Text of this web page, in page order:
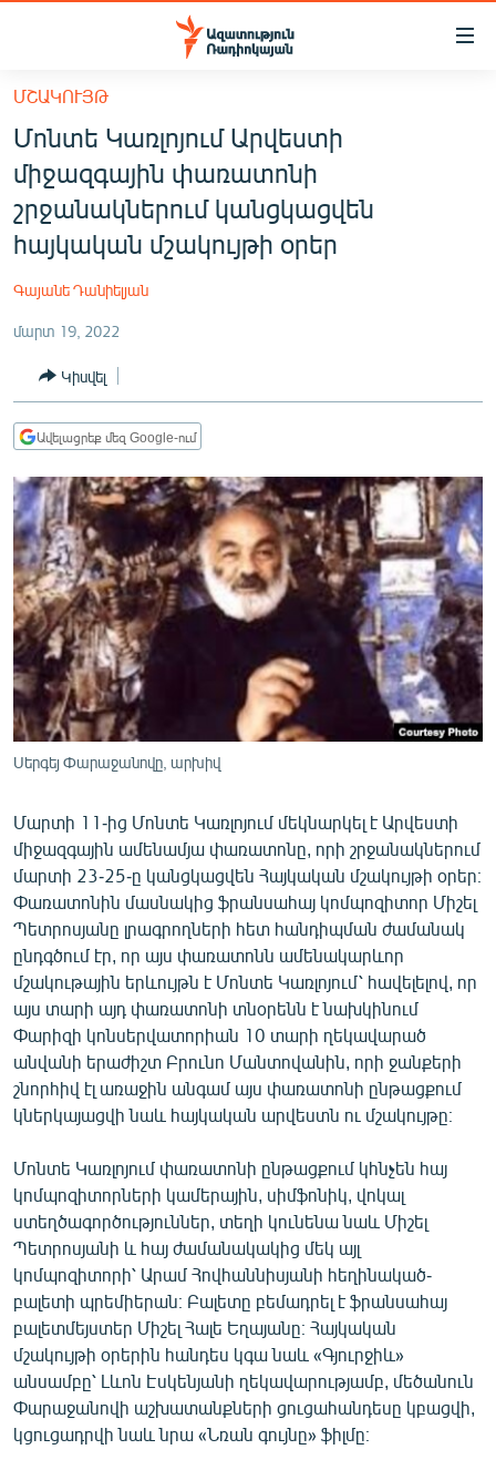
Մատչելիության
հիմնական
բովանդակությանը
Անցնել
հիմնական
մենյուին
Որոնում
ՔԱՂԱՔԱԿԱՆ
ԸՆՏՐՈՒԹՅՈՒՆՆԵՐ 2026
ՊԱՏԵՐԱԶՄԻ 6 ՇԱԲԱԹՆԵՐԸ
ՏԱՐԱԾԱՇՐՋԱՆ
ՄԻՋԱԶԳԱՅԻՆ
ՄՇԱԿՈՒՅԹ
ՍՊՈՐՏ
ՄԵԿՆԱԲԱՆՈՒԹՅՈՒՆ
ՏՏ ԵՒ ԻՆՏԵՐՆԵՏ
ԿՈՐՈՆԱՎԻՐՈՒՍ
ԱՐԽԻՎ
ԲԱՆԱՎԵՃ
ՁԳՏԵԼՈՎ ԼԱՎԱԳՈՒՅՆԻՆ
ՓՈԴՔԱՍԹ
Հայերեն
English
Русский
ՀԵՏԵՎԵՔ ՄԵԶ
«Ազատության» բոլոր կայքերը
ՄՇԱԿՈՒՅԹ
Մոնտե Կառլոյում Արվեստի
միջազգային փառատոնի
շրջանակներում կանցկացվեն
հայկական մշակույթի օրեր
Գայանե Դանիելյան
մարտ 19, 2022
Կիսվել
Ավելացրեք մեզ Google-ում
Սերգեյ Փարաջանովը, արխիվ
Մարտի 11-ից Մոնտե Կառլոյում մեկնարկել է Արվեստի
միջազգային ամենամյա փառատոնը, որի շրջանակներում
մարտի 23-25-ը կանցկացվեն Հայկական մշակույթի օրեր։
Փառատոնին մասնակից ֆրանսահայ կոմպոզիտոր Միշել
Պետրոսյանը լրագրողների հետ հանդիպման ժամանակ
ընդգծում էր, որ այս փառատոնն ամենակարևոր
մշակութային երևույթն է Մոնտե Կառլոյում՝ հավելելով, որ
այս տարի այդ փառատոնի տնօրենն է նախկինում
Փարիզի կոնսերվատորիան 10 տարի ղեկավարած
անվանի երաժիշտ Բրունո Մանտովանին, որի ջանքերի
շնորհիվ էլ առաջին անգամ այս փառատոնի ընթացքում
կներկայացվի նաև հայկական արվեստն ու մշակույթը։
Մոնտե Կառլոյում փառատոնի ընթացքում կհնչեն հայ
կոմպոզիտորների կամերային, սիմֆոնիկ, վոկալ
ստեղծագործություններ, տեղի կունենա նաև Միշել
Պետրոսյանի և հայ ժամանակակից մեկ այլ
կոմպոզիտորի՝ Արամ Հովհաննիսյանի հեղինակած-
բալետի պրեմիերան։ Բալետը բեմադրել է ֆրանսահայ
բալետմեյստեր Միշել Հալե Եղայանը։ Հայկական
մշակույթի օրերին հանդես կգա նաև «Գյուրջիև»
անսամբը՝ Լևոն Էսկենյանի ղեկավարությամբ, մեծանուն
Փարաջանովի աշխատանքների ցուցահանդեսը կբացվի,
կցուցադրվի նաև նրա «Նռան գույնը» ֆիլմը։